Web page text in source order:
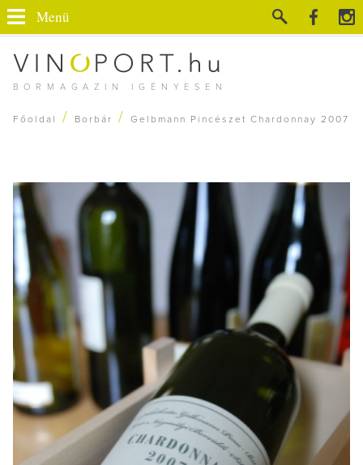
BORMAGAZIN IGÉNYESEN
Menü
Főoldal / Borbár / Gelbmann Pincészet Chardonnay 2007